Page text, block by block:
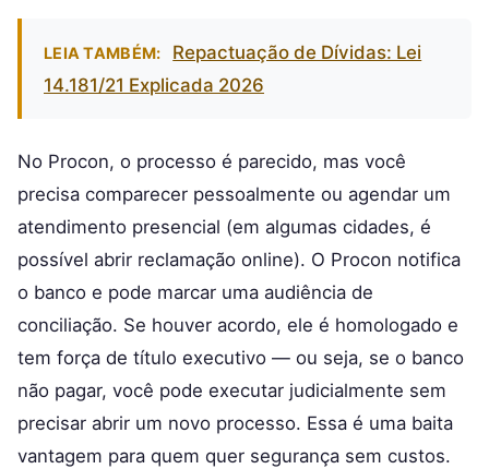
LEIA TAMBÉM:
Repactuação de Dívidas: Lei
14.181/21 Explicada 2026
No Procon, o processo é parecido, mas você
precisa comparecer pessoalmente ou agendar um
atendimento presencial (em algumas cidades, é
possível abrir reclamação online). O Procon notifica
o banco e pode marcar uma audiência de
conciliação. Se houver acordo, ele é homologado e
tem força de título executivo — ou seja, se o banco
não pagar, você pode executar judicialmente sem
precisar abrir um novo processo. Essa é uma baita
vantagem para quem quer segurança sem custos.